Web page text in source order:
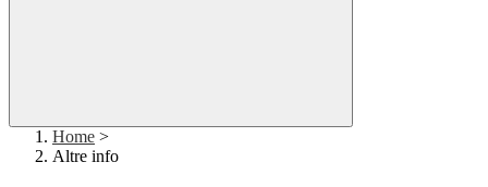
Home >
Altre info